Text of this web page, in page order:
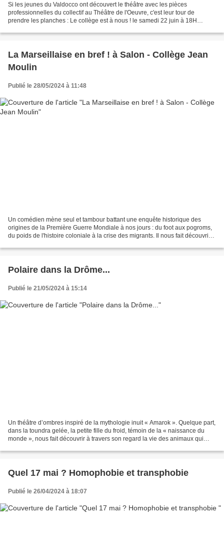
Si les jeunes du Valdocco ont découvert le théâtre avec les pièces
professionnelles du collectif au Théâtre de l'Oeuvre, c'est leur tour de
prendre les planches : Le collège est à nous ! le samedi 22 juin à 18H
La Marseillaise en bref ! à Salon - Collège Jean
Moulin
Publié le 28/05/2024 à 11:48
Un comédien mène seul et tambour battant une enquête historique des
origines de la Première Guerre Mondiale à nos jours : du foot aux pogroms,
du poids de l'histoire coloniale à la crise des migrants. Il nous fait découvrir
Polaire dans la Drôme...
Publié le 21/05/2024 à 15:14
Un théâtre d’ombres inspiré de la mythologie inuit « Amarok ». Quelque part,
dans la toundra gelée, la petite fille du froid, témoin de la « naissance du
monde », nous fait découvrir à travers son regard la vie des animaux qui
Quel 17 mai ? Homophobie et transphobie
Publié le 26/04/2024 à 18:07